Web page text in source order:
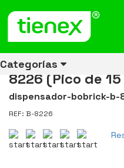
Categorías
Dispensador de Jabón
8226 (Pico de 15 cm)
Dispensador de
en Acero
8226 (Pico de
dispensador-bobrick-b-
REF: B-8226
Ver todos
los
productos
Ver todos
los
productos
Ver todos
los
productos
Ver todos
los
productos
Ver todos
los
productos
Ver todos
los
productos
Ver todos
los
productos